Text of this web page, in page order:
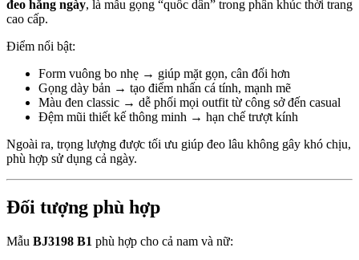
đeo hằng ngày, là mẫu gọng “quốc dân” trong phân khúc thời trang
cao cấp.
Điểm nổi bật:
Form vuông bo nhẹ → giúp mặt gọn, cân đối hơn
Gọng dày bản → tạo điểm nhấn cá tính, mạnh mẽ
Màu đen classic → dễ phối mọi outfit từ công sở đến casual
Đệm mũi thiết kế thông minh → hạn chế trượt kính
Ngoài ra, trọng lượng được tối ưu giúp đeo lâu không gây khó chịu,
phù hợp sử dụng cả ngày.
Đối tượng phù hợp
Mẫu BJ3198 B1 phù hợp cho cả nam và nữ: